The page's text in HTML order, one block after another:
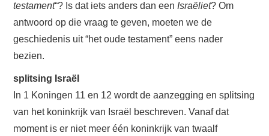
ENGLISH
ENGLISH SERIES
testament“? Is dat iets anders dan een Israëliet? Om
antwoord op die vraag te geven, moeten we de
geschiedenis uit “het oude testament” eens nader
bezien.
splitsing Israël
In 1 Koningen 11 en 12 wordt de aanzegging en splitsing
van het koninkrijk van Israël beschreven. Vanaf dat
moment is er niet meer één koninkrijk van twaalf